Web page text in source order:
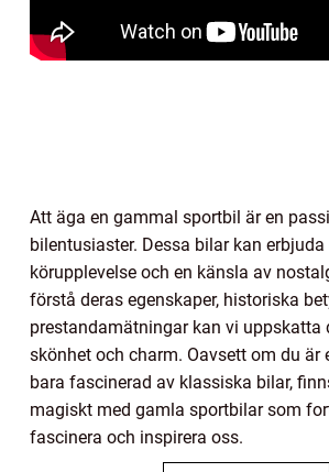
Att äga en gammal sportbil är en
bilentusiaster. Dessa bilar kan
körupplevelse och en känsla av
förstå deras egenskaper, historiska
prestandamätningar kan vi uppskatta
skönhet och charm. Oavsett om du är
bara fascinerad av klassiska bilar,
magiskt med gamla sportbilar som
fascinera och inspirera oss.